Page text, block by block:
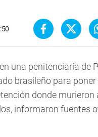
una penitenciaría de
brasileño para
donde
informaron fuentes